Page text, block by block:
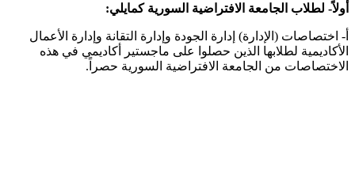
أولاً- لطلاب الجامعة الافتراضية السورية كمايلي:
أ‌- اختصاصات (الإدارة) إدارة الجودة وإدارة التقانة وإدارة الأعمال
الأكاديمية لطلابها الذين حصلوا على ماجستير أكاديمي في هذه
الاختصاصات من الجامعة الافتراضية السورية حصراً.